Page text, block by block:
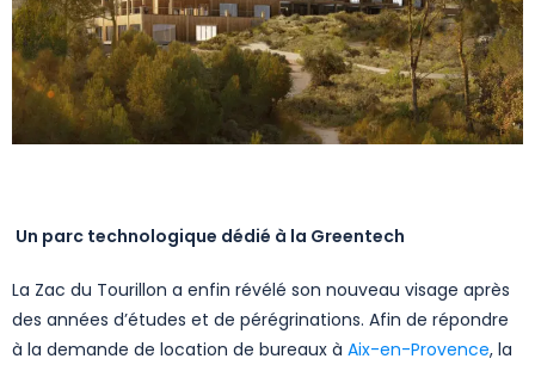
Un parc technologique dédié à la Greentech
La Zac du Tourillon a enfin révélé son nouveau visage après
des années d’études et de pérégrinations. Afin de répondre
à la demande de location de bureaux à Aix-en-Provence, la